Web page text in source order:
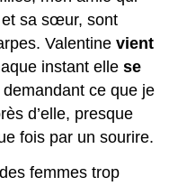
sa sœur, sont
Valentinevient
instant ellese
ce que je
d’elle, presque
fois par un sourire.
femmes trop